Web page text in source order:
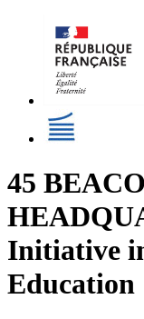
45
Initiative
Education